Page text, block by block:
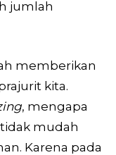
jumlah
memberikan
kita.
, mengapa
tidak mudah
Karena pada